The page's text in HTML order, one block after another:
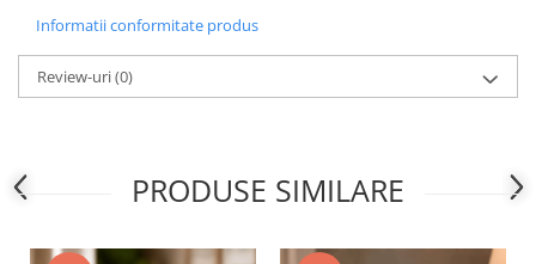
Informatii conformitate produs
Review-uri(0)
PRODUSE SIMILARE